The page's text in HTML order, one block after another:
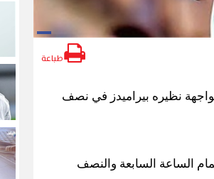
طباعة
نظيره بيراميدز في نصف
الموافق 6 نوفمبر، في تمام الساعة السابعة والنصف